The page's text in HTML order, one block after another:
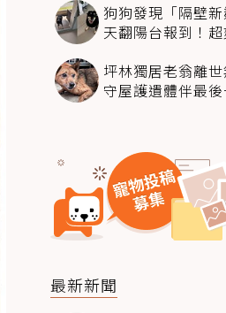
狗狗發現「隔壁
天翻陽台報到！
坪林獨居老翁離
守屋護遺體伴最
最新新聞